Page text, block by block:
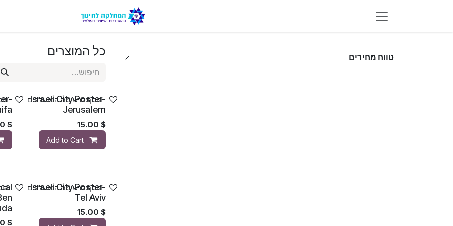
טווח מחירים כל המוצרים
Israeli City Poster-
Jerusalem
$
15.00
Add to Cart
הוסף לרשימת המועדפים
$
Israeli City Poster-
Tel Aviv
$
15.00
הוסף לרשימת המועדפים
$